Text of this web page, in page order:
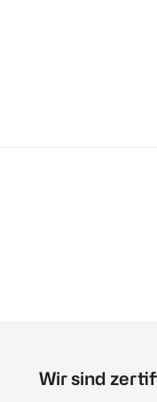
Wir sind